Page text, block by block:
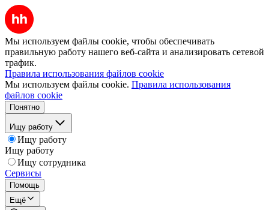
Мы используем файлы cookie, чтобы обеспечивать
правильную работу нашего веб-сайта и анализировать сетевой
трафик.
Правила использования файлов cookie
Мы используем файлы cookie. Правила использования
файлов cookie
Понятно
Ищу работу
Ищу работу
Ищу работу
Ищу сотрудника
Сервисы
Помощь
Ещё